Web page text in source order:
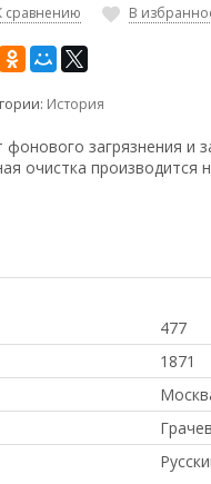
сравнению В
История
загрязнения и
очистка производится
477
1871